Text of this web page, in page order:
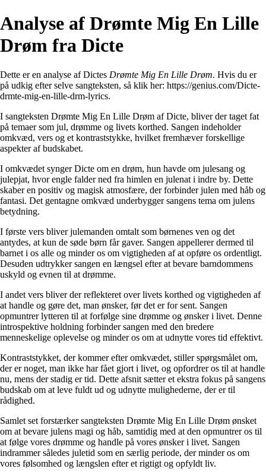
Analyse af Drømte Mig En Lille
Drøm fra Dicte
Dette er en analyse af Dictes Drømte Mig En Lille Drøm. Hvis du er
på udkig efter selve sangteksten, så klik her: https://genius.com/Dicte-
drmte-mig-en-lille-drm-lyrics.
I sangteksten Drømte Mig En Lille Drøm af Dicte, bliver der taget fat
på temaer som jul, drømme og livets korthed. Sangen indeholder
omkvæd, vers og et kontraststykke, hvilket fremhæver forskellige
aspekter af budskabet.
I omkvædet synger Dicte om en drøm, hun havde om julesang og
julepjat, hvor engle falder ned fra himlen en julenat i indre by. Dette
skaber en positiv og magisk atmosfære, der forbinder julen med håb og
fantasi. Det gentagne omkvæd underbygger sangens tema om julens
betydning.
I første vers bliver julemanden omtalt som børnenes ven og det
antydes, at kun de søde børn får gaver. Sangen appellerer dermed til
barnet i os alle og minder os om vigtigheden af at opføre os ordentligt.
Desuden udtrykker sangen en længsel efter at bevare barndommens
uskyld og evnen til at drømme.
I andet vers bliver der reflekteret over livets korthed og vigtigheden af
at handle og gøre det, man ønsker, før det er for sent. Sangen
opmuntrer lytteren til at forfølge sine drømme og ønsker i livet. Denne
introspektive holdning forbinder sangen med den bredere
menneskelige oplevelse og minder os om at udnytte vores tid effektivt.
Kontraststykket, der kommer efter omkvædet, stiller spørgsmålet om,
der er noget, man ikke har fået gjort i livet, og opfordrer os til at handle
nu, mens der stadig er tid. Dette afsnit sætter et ekstra fokus på sangens
budskab om at leve fuldt ud og udnytte mulighederne, der er til
rådighed.
Samlet set forstærker sangteksten Drømte Mig En Lille Drøm ønsket
om at bevare julens magi og håb, samtidig med at den opmuntrer os til
at følge vores drømme og handle på vores ønsker i livet. Sangen
indrammer således juletid som en særlig periode, der minder os om
vores følsomhed og længslen efter et rigtigt og opfyldt liv.